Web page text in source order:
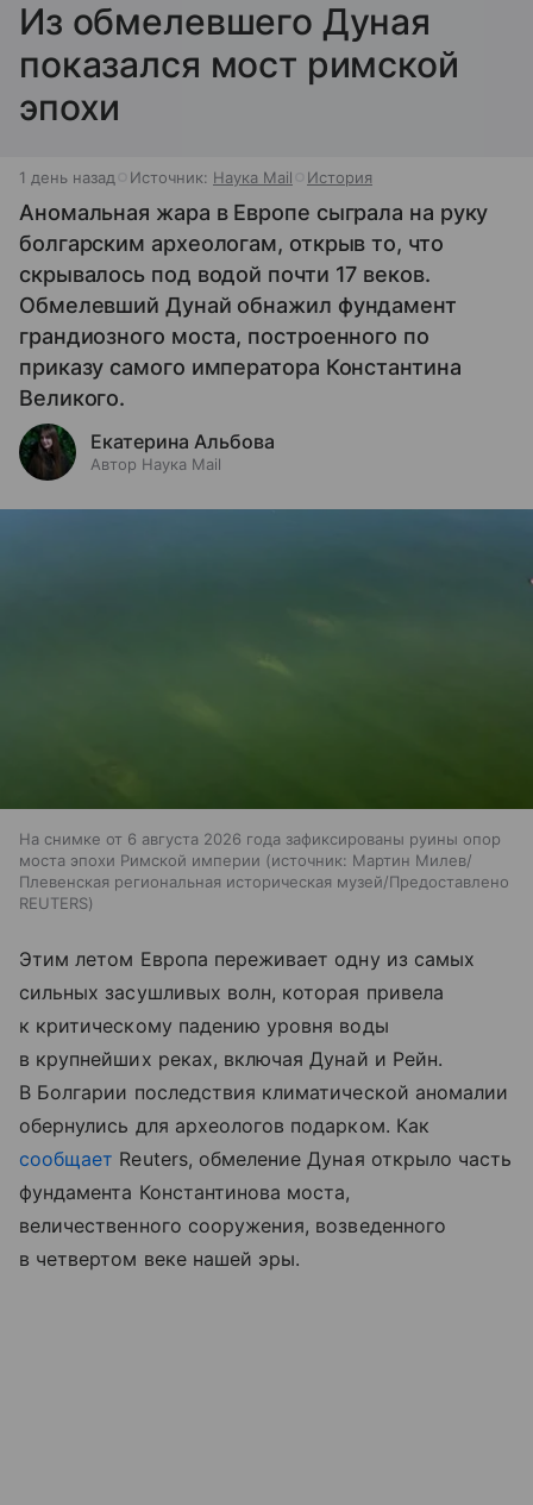
Из обмелевшего Дуная
показался мост римской
эпохи
1 день назад Источник: Наука Mail История
Аномальная жара в Европе сыграла на руку
болгарским археологам, открыв то, что
скрывалось под водой почти 17 веков.
Обмелевший Дунай обнажил фундамент
грандиозного моста, построенного по
приказу самого императора Константина
Великого.
Екатерина Альбова
Автор Наука Mail
На снимке от 6 августа 2026 года зафиксированы руины опор
моста эпохи Римской империи
источник: Мартин Милев/
Плевенская региональная историческая музей/Предоставлено
REUTERS
Этим летом Европа переживает одну из самых
сильных засушливых волн, которая привела
к критическому падению уровня воды
в крупнейших реках, включая Дунай и Рейн.
В Болгарии последствия климатической аномалии
обернулись для археологов подарком. Как
сообщает Reuters, обмеление Дуная открыло часть
фундамента Константинова моста,
величественного сооружения, возведенного
в четвертом веке нашей эры.